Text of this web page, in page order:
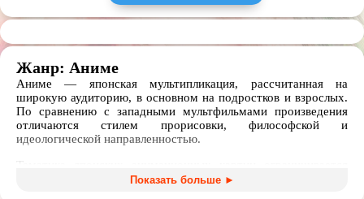
Жанр: Аниме
Аниме — японская мультипликация, рассчитанная на
широкую аудиторию, в основном на подростков и взрослых.
По сравнению с западными мультфильмами произведения
отличаются стилем прорисовки, философской и
идеологической направленностью.
Тематика японских анимационных картин ограничивается
лишь фантазией создателей. В топе лучших аниме есть и
Показать больше ►